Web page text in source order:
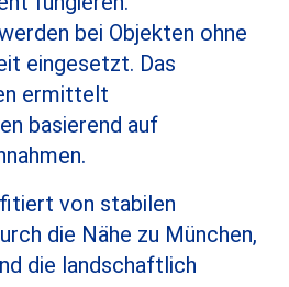
bei Objekten ohne
eingesetzt. Das
ermittelt
basierend auf
von stabilen
die Nähe zu München,
die landschaftlich